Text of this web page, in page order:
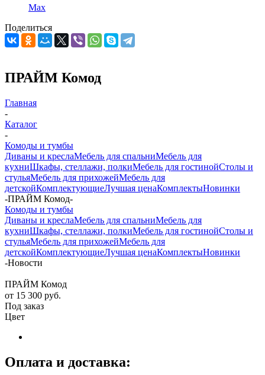
Max
Поделиться
ПРАЙМ Комод
Главная
-
Каталог
-
Комоды и тумбы
Диваны и креслаМебель для спальниМебель для
кухниШкафы, стеллажи, полкиМебель для гостинойСтолы и
стульяМебель для прихожейМебель для
детскойКомплектующиеЛучшая ценаКомплектыНовинки
-ПРАЙМ Комод-
Комоды и тумбы
Диваны и креслаМебель для спальниМебель для
кухниШкафы, стеллажи, полкиМебель для гостинойСтолы и
стульяМебель для прихожейМебель для
детскойКомплектующиеЛучшая ценаКомплектыНовинки
-Новости
ПРАЙМ Комод
от 15 300 руб.
Под заказ
Цвет
Оплата и доставка: